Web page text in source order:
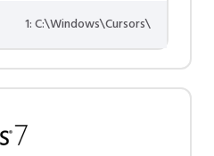
1: C:\Windows\Cursors\